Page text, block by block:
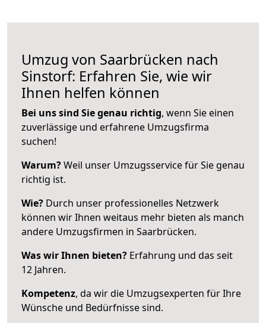
Umzug von Saarbrücken nach
Sinstorf: Erfahren Sie, wie wir
Ihnen helfen können
Bei uns sind Sie genau richtig, wenn Sie einen
zuverlässige und erfahrene Umzugsfirma
suchen!
Warum?Weil unser Umzugsservice für Sie genau
richtig ist.
Wie? Durch unser professionelles Netzwerk
können wir Ihnen weitaus mehr bieten als manch
andere Umzugsfirmen in Saarbrücken.
Was wir Ihnen bieten? Erfahrung und das seit
12 Jahren.
Kompetenz, da wir die Umzugsexperten für Ihre
Wünsche und Bedürfnisse sind.